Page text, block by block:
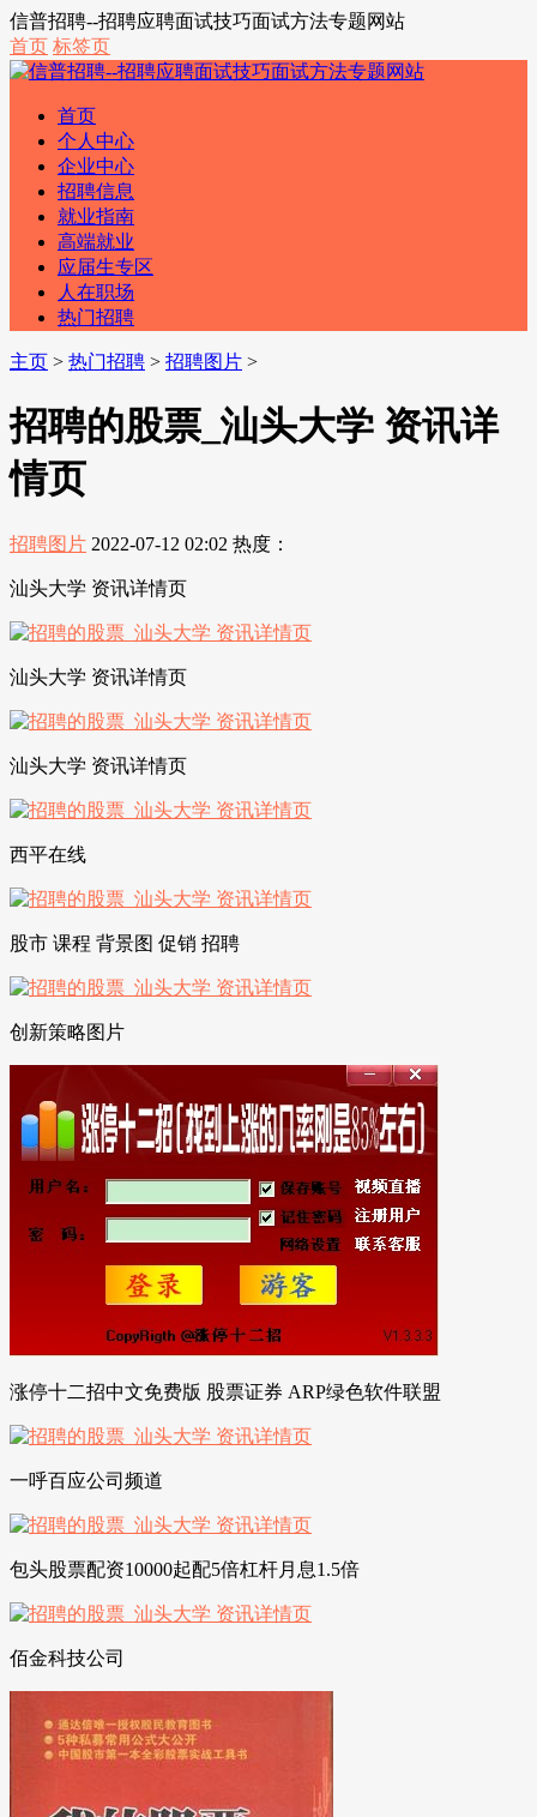
信普招聘--招聘应聘面试技巧面试方法专题网站
首页 标签页
首页
个人中心
企业中心
招聘信息
就业指南
高端就业
应届生专区
人在职场
热门招聘
主页 > 热门招聘 > 招聘图片 >
招聘的股票_汕头大学 资讯详
情页
招聘图片 2022-07-12 02:02 热度：
汕头大学 资讯详情页
汕头大学 资讯详情页
汕头大学 资讯详情页
西平在线
股市 课程 背景图 促销 招聘
创新策略图片
涨停十二招中文免费版 股票证券 ARP绿色软件联盟
一呼百应公司频道
包头股票配资10000起配5倍杠杆月息1.5倍
佰金科技公司